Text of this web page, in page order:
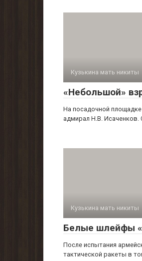
Кузькина мать никиты
«Небольшой»
На посадочной
адмирал Н.В.
Кузькина мать никиты
Белые шлейфы
После испытания
тактической ра­кеты в